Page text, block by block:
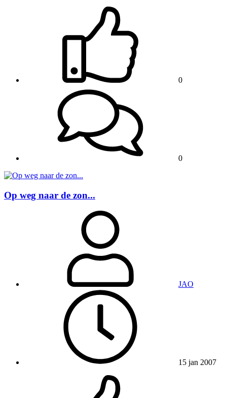
0
0
Op weg naar de zon...
JAO
15 jan 2007